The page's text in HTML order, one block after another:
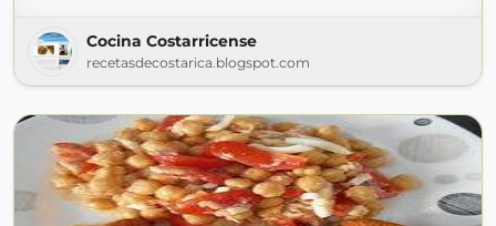
Cocina Costarricense
recetasdecostarica.blogspot.com